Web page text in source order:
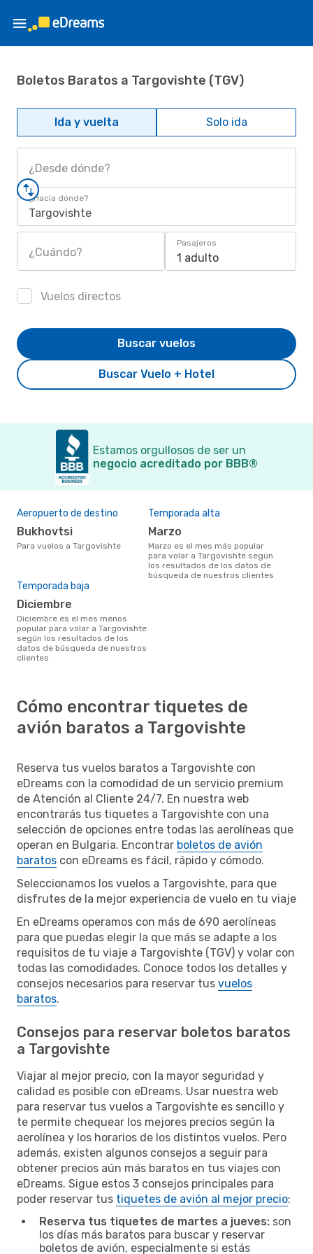
Boletos Baratos a Targovishte (TGV)
Ida y vuelta Solo ida
¿Desde dónde?
¿Hacia dónde?
Targovishte
¿Cuándo?
Pasajeros
1 adulto
Vuelos directos
Buscar Vuelo + Hotel
Buscar vuelos
Estamos orgullosos de ser un
negocio acreditado por BBB®
Aeropuerto de destino
Bukhovtsi
Para vuelos a Targovishte
Temporada alta
marzo
marzo es el mes más popular
para volar a Targovishte según
los resultados de los datos de
búsqueda de nuestros clientes
Temporada baja
diciembre
diciembre es el mes menos
popular para volar a Targovishte
según los resultados de los
datos de búsqueda de nuestros
clientes
Cómo encontrar tiquetes de
avión baratos a Targovishte
Reserva tus vuelos baratos a Targovishte con
eDreams con la comodidad de un servicio premium
de Atención al Cliente 24/7. En nuestra web
encontrarás tus tiquetes a Targovishte con una
selección de opciones entre todas las aerolíneas que
operan en Bulgaria. Encontrar boletos de avión
baratos con eDreams es fácil, rápido y cómodo.
Seleccionamos los vuelos a Targovishte, para que
disfrutes de la mejor experiencia de vuelo en tu viaje
En eDreams operamos con más de 690 aerolíneas
para que puedas elegir la que más se adapte a los
requisitos de tu viaje a Targovishte (TGV) y volar con
todas las comodidades. Conoce todos los detalles y
consejos necesarios para reservar tus vuelos
baratos.
Consejos para reservar boletos baratos
a Targovishte
Viajar al mejor precio, con la mayor seguridad y
calidad es posible con eDreams. Usar nuestra web
para reservar tus vuelos a Targovishte es sencillo y
te permite chequear los mejores precios según la
aerolínea y los horarios de los distintos vuelos. Pero
además, existen algunos consejos a seguir para
obtener precios aún más baratos en tus viajes con
eDreams. Sigue estos 3 consejos principales para
poder reservar tus tiquetes de avión al mejor precio:
Reserva tus tiquetes de martes a jueves: son
los días más baratos para buscar y reservar
boletos de avión, especialmente si estás